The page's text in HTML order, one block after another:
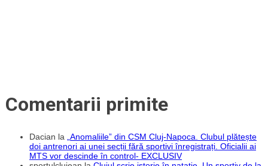
Comentarii primite
Dacian la
„Anomaliile” din CSM Cluj-Napoca. Clubul plătește
doi antrenori ai unei secții fără sportivi înregistrați. Oficialii ai
MTS vor descinde în control- EXCLUSIV